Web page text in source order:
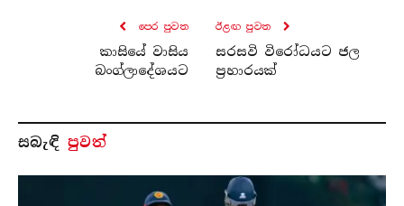
පෙර පුව​ත
කාසියේ වාසිය
බංග්ලාදේශයට
ඊළඟ පුව​ත
සරසවි විරෝධයට ජල
ප්‍රහාරයක්
සබැ​ඳි පුවත්